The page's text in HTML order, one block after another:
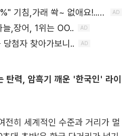
탄력, 암흑기 깨운 '한국인' 라이
전히 세계적인 수준과 거리가 멀